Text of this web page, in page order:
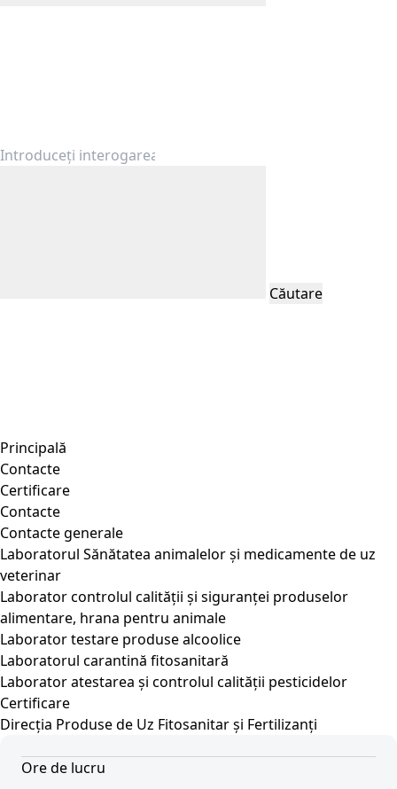
Căutare
Principală
Contacte
Certificare
Contacte
Contacte generale
Laboratorul Sănătatea animalelor și medicamente de uz
veterinar
Laborator controlul calității și siguranței produselor
alimentare, hrana pentru animale
Laborator testare produse alcoolice
Laboratorul carantină fitosanitară
Laborator atestarea și controlul calității pesticidelor
Certificare
Direcția Produse de Uz Fitosanitar și Fertilizanți
Ore de lucru